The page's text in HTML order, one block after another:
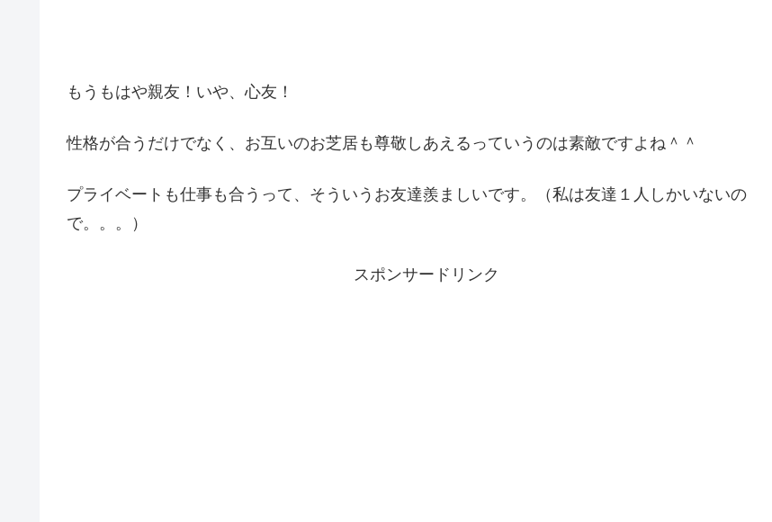
もうもはや親友！いや、心友！
性格が合うだけでなく、お互いのお芝居も尊敬しあえるっていうのは素敵ですよね＾＾
プライベートも仕事も合うって、そういうお友達羨ましいです。（私は友達１人しかいないの
で。。。）
スポンサードリンク